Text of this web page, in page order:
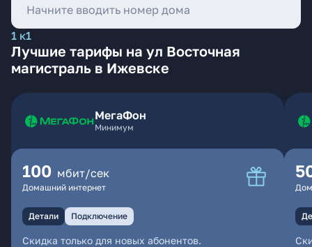
1 к1
Лучшие тарифы на ул Восточная
магистраль в Ижевске
МегаФон
Минимум
100 мбит/сек
Домашний интернет
Детали Подключение
Скидка только для новых абонентов.